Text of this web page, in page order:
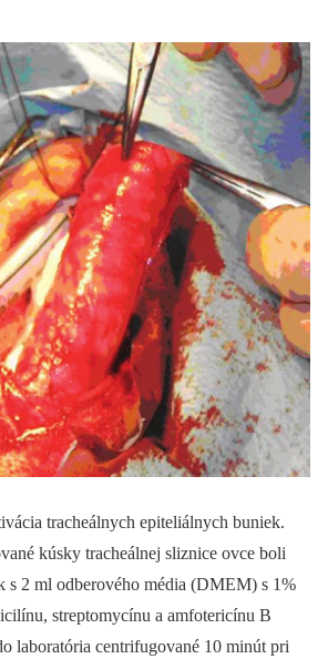
tracheálnych epiteliálnych buniek.
kúsky tracheálnej sliznice ovce boli
s 2 ml odberového média (DMEM) s 1%
streptomycínu a amfotericínu B
laboratória centrifugované 10 minút pri